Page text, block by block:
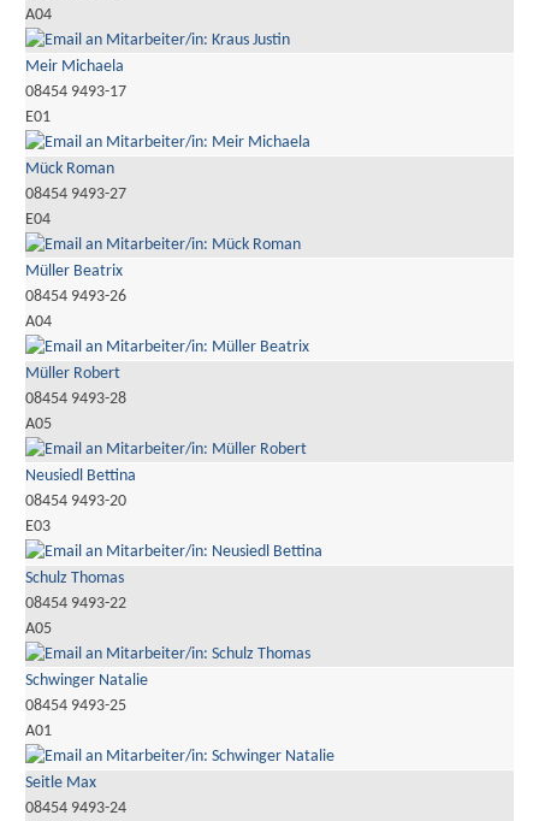
A04
Meir Michaela
08454 9493-17
E01
Mück Roman
08454 9493-27
E04
Müller Beatrix
08454 9493-26
A04
Müller Robert
08454 9493-28
A05
Neusiedl Bettina
08454 9493-20
E03
Schulz Thomas
08454 9493-22
A05
Schwinger Natalie
08454 9493-25
A01
Seitle Max
08454 9493-24